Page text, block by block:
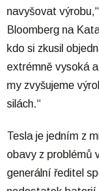
navyšovat
Bloomberg na
kdo si zkusil
extrémně vysoká
my zvyšujeme
silách.“
Tesla je jedním z
obavy z problémů
generální ředitel